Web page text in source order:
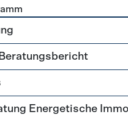
Energetische